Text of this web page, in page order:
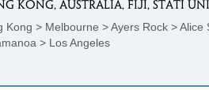
KONG, AUSTRALIA, FIJI, STATI
Kong > Melbourne > Ayers Rock >
> Los Angeles